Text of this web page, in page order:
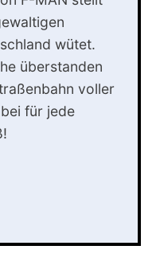
wütet.
überstanden
voller
für jede